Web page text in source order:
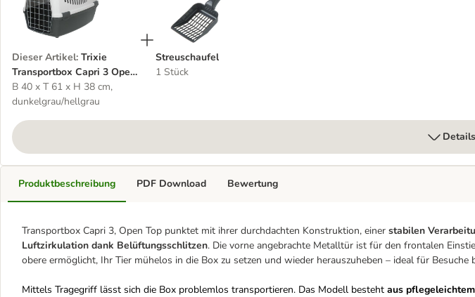
Dieser Artikel: Trixie
Transportbox Capri 3 Open
Top
B 40 x T 61 x H 38 cm,
dunkelgrau/hellgrau
Streuschaufel
1 Stück
Produktbeschreibung
Transportbox Capri 3, Open Top punktet mit ihrer durchdachten Konstruktion, einer stabilen
Luftzirkulation dank Belüftungsschlitzen. Die vorne angebrachte Metalltür ist für den frontalen
obere ermöglicht, Ihr Tier mühelos in die Box zu setzen und wieder herauszuheben – ideal für Besuche
Mittels Tragegriff lässt sich die Box problemlos transportieren. Das Modell besteht aus
PDF Download Bewertung